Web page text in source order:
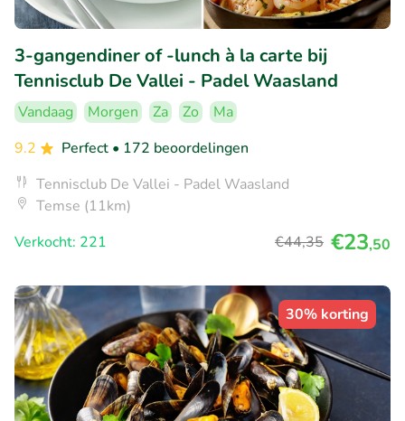
3-gangendiner of -lunch à la carte bij
Tennisclub De Vallei - Padel Waasland
Vandaag Morgen Za Zo
Ma
9.2
Perfect • 172 beoordelingen
Tennisclub De Vallei - Padel Waasland
Temse (11km)
Verkocht: 221
€44,35 €23,50
30% korting